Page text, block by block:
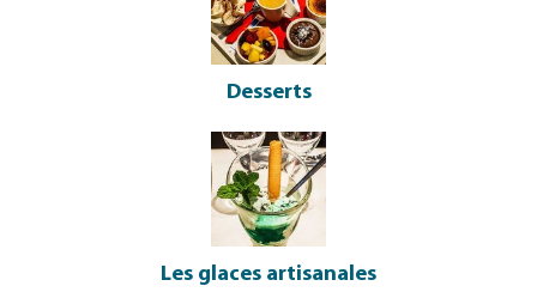
Desserts
Les glaces artisanales